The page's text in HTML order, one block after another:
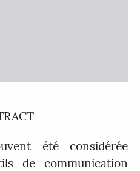
été considérée
de communication